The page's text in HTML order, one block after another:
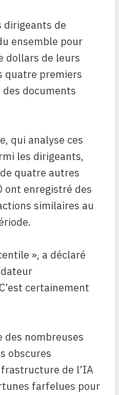
dirigeants de
ensemble pour
dollars de leurs
quatre premiers
documents
qui analyse ces
les dirigeants,
quatre autres
ont enregistré des
similaires au
», a déclaré
certainement
des nombreuses
obscures
de l’IA
farfelues pour